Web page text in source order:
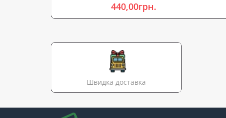
440,00грн.
Швидка доставка